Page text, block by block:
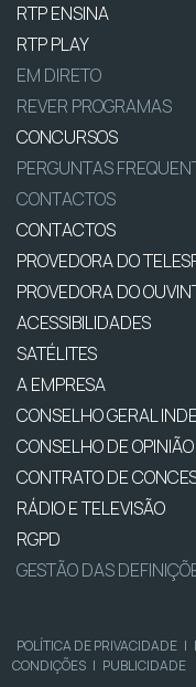
RTP ENSINA
RTP PLAY
EM DIRETO
REVER PROGRAMAS
CONCURSOS
PERGUNTAS
CONTACTOS
CONTACTOS
PROVEDORA DO
PROVEDORA DO
ACESSIBILIDADES
SATÉLITES
A EMPRESA
CONSELHO GERAL
CONSELHO DE OPINIÃO
CONTRATO DE
RÁDIO E TELEVISÃO
RGPD
GESTÃO DAS
POLÍTICA DE PRIVACIDADE |
CONDIÇÕES | PUBLICIDADE